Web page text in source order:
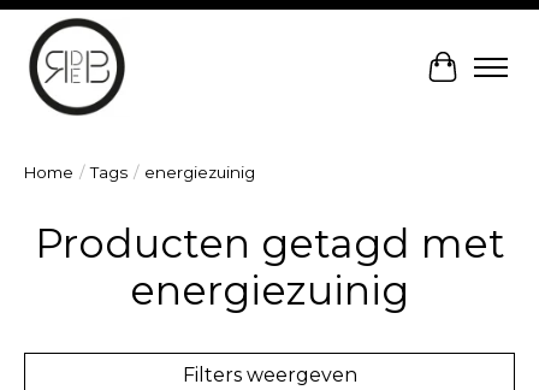
Home / Tags / energiezuinig
Producten getagd met
energiezuinig
Filters weergeven